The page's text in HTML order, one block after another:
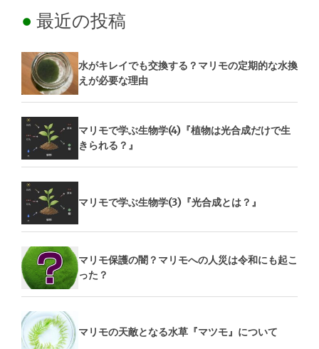
最近の投稿
水がキレイでも交換する？マリモの定期的な水換
えが必要な理由
マリモで学ぶ生物学(4)『植物は光合成だけで生
きられる？』
マリモで学ぶ生物学(3)『光合成とは？』
マリモ保護の闇？マリモへの人災は令和にも起こ
った？
マリモの天敵となる水草『マツモ』について